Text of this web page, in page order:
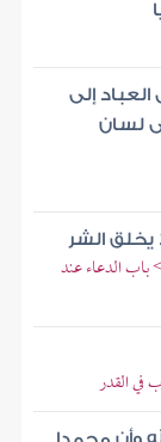
إلى
لسان
يخلق الشر
الدعاء عند
القدر